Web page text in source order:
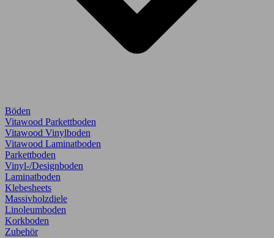
Böden
Vitawood Parkettboden
Vitawood Vinylboden
Vitawood Laminatboden
Parkettboden
Vinyl-/Designboden
Laminatboden
Klebesheets
Massivholzdiele
Linoleumboden
Korkboden
Zubehör